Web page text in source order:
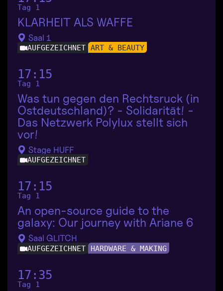
Tag 1
KLARHEIT ALS WAFFE
Saal 1
AUFGEZEICHNET ART & BEAUTY
17:15
Tag 1
Was tun gegen den Rechtsruck (in
Ostdeutschland)? - Solidarität! -
Das Netzwerk Polylux stellt sich
vor!
Stage HUFF
AUFGEZEICHNET
17:15
Tag 1
An open-source guide to the
galaxy: Our journey with Ariane 6
Saal GLITCH
AUFGEZEICHNET HARDWARE & MAKING
17:35
Tag 1